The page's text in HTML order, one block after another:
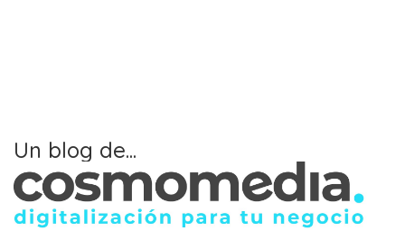
Un blog de...